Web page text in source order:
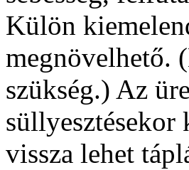
Külön
megnövelhető.
szükség.) Az
süllyesztésekor
vissza lehet